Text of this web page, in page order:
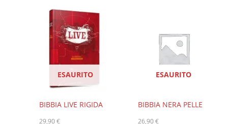
ESAURITO
BIBBIA LIVE RIGIDA
29,90€
ESAURITO
BIBBIA NERA PELLE
26,90€